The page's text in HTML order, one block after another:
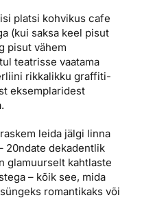
platsi kohvikus cafe
(kui saksa keel pisut
pisut vähem
teatrisse vaatama
rikkalikku graffiti-
eksemplaridest
leida jälgi linna
20ndate dekadentlik
glamuurselt kahtlaste
– kõik see, mida
romantikaks või